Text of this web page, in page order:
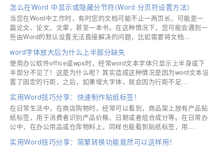
怎么在Word 中显示或隐藏分节符(Word 分页符设置方法）
当您在Word中工作时，有时您的文档可能不止一两页长，可能是一
篇论文、论文、文章，甚至一本书。在这种情况下，您可能会遇到一
些由Word的默认设置无法直接解决的问题，比如需要将文档...
word字体放大后为什么上半部分缺失
使用办公软件office或wps时，经常word文本字体只显示上半身或下
半部分不见了！这是为什么呢？其实造成这种情况是因为word文本设
置了固定的行距，之后，如果增大字体，就会因为行距不足...
实用Word技巧分享：快速制作贴纸标签！
在日常生活中，在商店购物时，经常可以看到，商品架上放有产品贴
纸标签，用于消费者识别产品价格、日期或者组合成分等。在日常办
公中，在办公用品或仓库物料上，同样也能看到贴纸标签，用...
实用Word技巧分享：简繁转换功能竟然可以这样用！